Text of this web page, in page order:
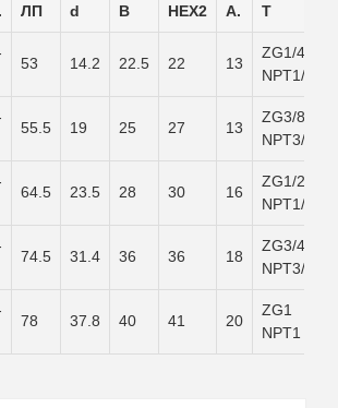
ЛП d В HEX2 А. T
53 14.2 22.5 22 13
ZG1/4
NPT1/4
55.5 19 25 27 13
ZG3/8
NPT3/8
64.5 23.5 28 30 16
ZG1/2
NPT1/2
74.5 31.4 36 36 18
ZG3/4
NPT3/4
78 37.8 40 41 20
ZG1
NPT1